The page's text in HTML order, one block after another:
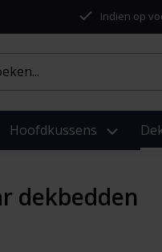
Indien op
Hoofdkussens
dekbedden